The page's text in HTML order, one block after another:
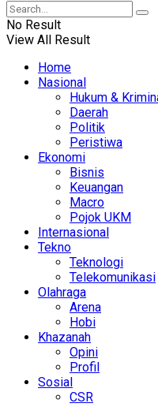
No Result
View All Result
Home
Nasional
Hukum &
Daerah
Politik
Peristiwa
Ekonomi
Bisnis
Keuangan
Macro
Pojok UKM
Internasional
Tekno
Teknologi
Telekomunikasi
Olahraga
Arena
Hobi
Khazanah
Opini
Profil
Sosial
CSR